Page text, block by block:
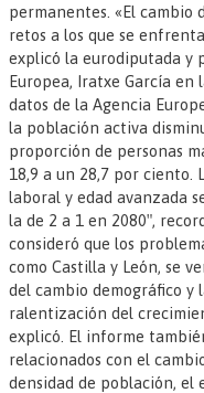
permanentes. «El cambio
retos a los que se
explicó la eurodiputada y
Europea, Iratxe García en
datos de la Agencia
la población activa
proporción de personas
18,9 a un 28,7 por
laboral y edad avanzada
la de 2 a 1 en 2080″,
consideró que los
como Castilla y León, se
del cambio demográfico y
ralentización del
explicó. El informe
relacionados con el
densidad de población, el